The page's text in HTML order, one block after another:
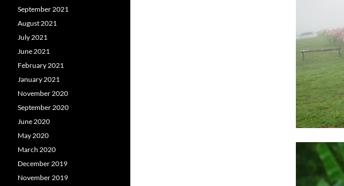
September 2021
August 2021
July 2021
June 2021
February 2021
January 2021
November 2020
September 2020
June 2020
May 2020
March 2020
December 2019
November 2019